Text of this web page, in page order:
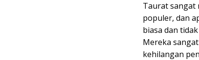
Taurat sangat
populer, dan
biasa dan
Mereka
kehilangan